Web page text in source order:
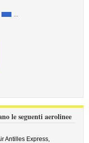
le seguenti aerolinee
Antilles Express,